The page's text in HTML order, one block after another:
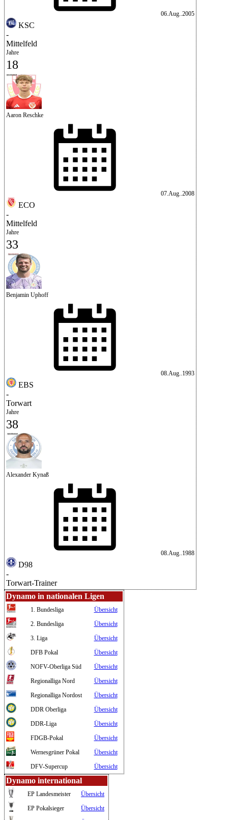
06.Aug..2005
KSC
-
Mittelfeld
Jahre
18
Aaron Reschke
07.Aug..2008
ECO
-
Mittelfeld
Jahre
33
Benjamin Uphoff
08.Aug..1993
EBS
-
Torwart
Jahre
38
Alexander Kynaß
08.Aug..1988
D98
-
Torwart-Trainer
Dynamo in nationalen Ligen
1. Bundesliga
Übersicht
2. Bundesliga
Übersicht
3. Liga
Übersicht
DFB Pokal
Übersicht
NOFV-Oberliga Süd
Übersicht
Regionalliga Nord
Übersicht
Regionalliga Nordost
Übersicht
DDR Oberliga
Übersicht
DDR-Liga
Übersicht
FDGB-Pokal
Übersicht
Wernesgrüner Pokal
Übersicht
DFV-Supercup
Übersicht
Dynamo international
EP Landesmeister
Übersicht
EP Pokalsieger
Übersicht